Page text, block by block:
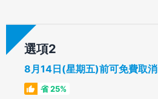
選項
8月14日(星期五)前可免費取消
省 25%